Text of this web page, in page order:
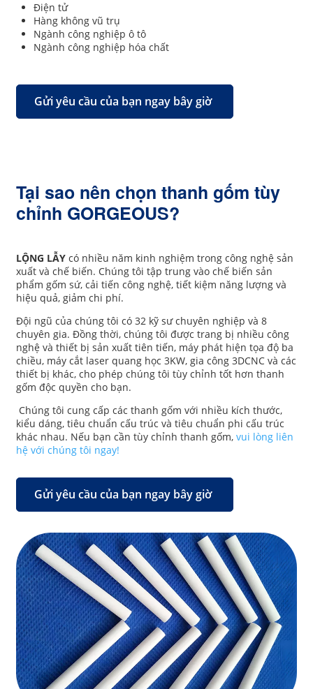
Điện tử
Hàng không vũ trụ
Ngành công nghiệp ô tô
Ngành công nghiệp hóa chất
Gửi yêu cầu của bạn ngay bây giờ
Tại sao nên chọn thanh gốm tùy
chỉnh GORGEOUS?
LỘNG LẪY có nhiều năm kinh nghiệm trong công nghệ sản
xuất và chế biến. Chúng tôi tập trung vào chế biến sản
phẩm gốm sứ, cải tiến công nghệ, tiết kiệm năng lượng và
hiệu quả, giảm chi phí.
Đội ngũ của chúng tôi có 32 kỹ sư chuyên nghiệp và 8
chuyên gia. Đồng thời, chúng tôi được trang bị nhiều công
nghệ và thiết bị sản xuất tiên tiến, máy phát hiện tọa độ ba
chiều, máy cắt laser quang học 3KW, gia công 3DCNC và các
thiết bị khác, cho phép chúng tôi tùy chỉnh tốt hơn thanh
gốm độc quyền cho bạn.
Chúng tôi cung cấp các thanh gốm với nhiều kích thước,
kiểu dáng, tiêu chuẩn cấu trúc và tiêu chuẩn phi cấu trúc
khác nhau. Nếu bạn cần tùy chỉnh thanh gốm, vui lòng liên
hệ với chúng tôi ngay!
Gửi yêu cầu của bạn ngay bây giờ